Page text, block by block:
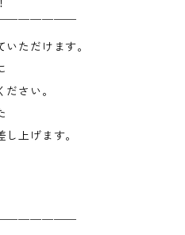
￣￣￣￣￣￣
ただけます。
さい。
上げます。
￣￣￣￣￣￣